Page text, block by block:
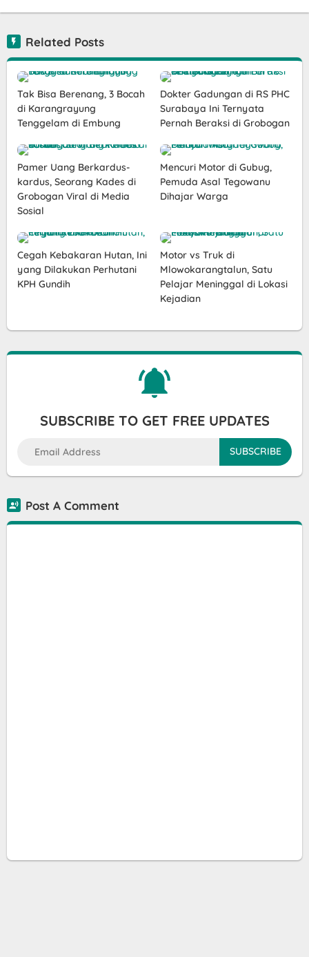
Related Posts
Tak Bisa Berenang, 3 Bocah
di Karangrayung
Tenggelam di Embung
Dokter Gadungan di RS PHC
Surabaya Ini Ternyata
Pernah Beraksi di Grobogan
Pamer Uang Berkardus-
kardus, Seorang Kades di
Grobogan Viral di Media
Sosial
Mencuri Motor di Gubug,
Pemuda Asal Tegowanu
Dihajar Warga
Cegah Kebakaran Hutan, Ini
yang Dilakukan Perhutani
KPH Gundih
Motor vs Truk di
Mlowokarangtalun, Satu
Pelajar Meninggal di Lokasi
Kejadian
SUBSCRIBE TO GET FREE UPDATES
Post A Comment